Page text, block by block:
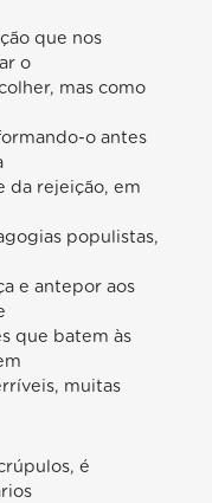
que nos
o
mas como
o antes
da rejeição, em
populistas,
e antepor aos
que batem às
muitas
é